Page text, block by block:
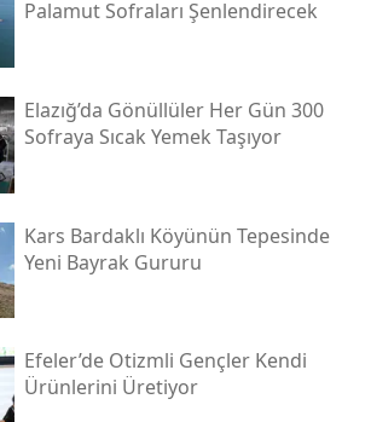
Palamut Sofraları Şenlendirecek
Elazığ’da Gönüllüler Her Gün 300
Sofraya Sıcak Yemek Taşıyor
Kars Bardaklı Köyünün Tepesinde
Yeni Bayrak Gururu
Efeler’de Otizmli Gençler Kendi
Ürünlerini Üretiyor